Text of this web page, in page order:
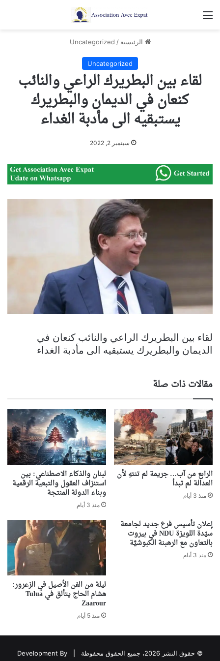
القائمة
الرئيسية /
Uncategorized
Uncategorized
لقاء بين البطريرك الراعي والنائب
كنعان في الديمان والبطريرك
يستبقيه الى مأدبة الغداء
سبتمبر 2, 2022
لقاء بين البطريرك الراعي والنائب كنعان في
الديمان والبطريرك يستبقيه الى مأدبة الغداء
مقالات ذات صلة
الرابع من آب… جريمة لم تنتهِ لأن
العدالة لم تبدأ
منذ 3 أيام
لبنان والذكاء الاصطناعي: بين
استنزاف العقول والتبعية الرقمية
وبناء الدولة المنتجة
منذ 3 أيام
إعلان تأسيس فرع جديد لجامعة
سيّدة اللويزة NDU في بيروت
بالتعاون مع الرهبنة الكبوشيَّة
منذ 3 أيام
ليلة من الفن الأصيل في الزعرور:
هشام الحاج يتألق في Tulua
Zaarour
منذ 5 أيام
© حقوق النشر 2026، جميع الحقوق محفوظة | Development By